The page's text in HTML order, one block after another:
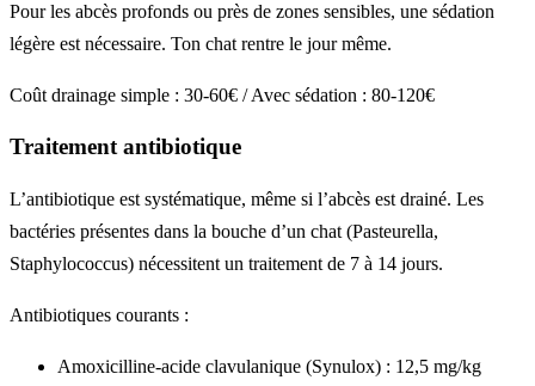
Pour les abcès profonds ou près de zones sensibles, une sédation
légère est nécessaire. Ton chat rentre le jour même.
Coût drainage simple : 30-60€ / Avec sédation : 80-120€
Traitement antibiotique
L’antibiotique est systématique, même si l’abcès est drainé. Les
bactéries présentes dans la bouche d’un chat (Pasteurella,
Staphylococcus) nécessitent un traitement de 7 à 14 jours.
Antibiotiques courants :
Amoxicilline-acide clavulanique (Synulox) : 12,5 mg/kg